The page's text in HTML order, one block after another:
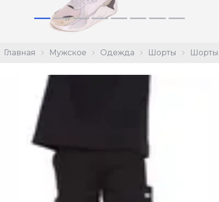
Главная Мужское Одежда Шорты Шорты